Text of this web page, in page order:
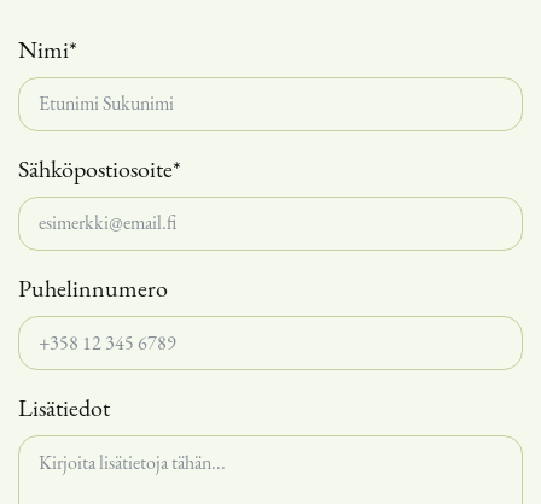
Nimi*
Sähköpostiosoite*
Puhelinnumero
Lisätiedot